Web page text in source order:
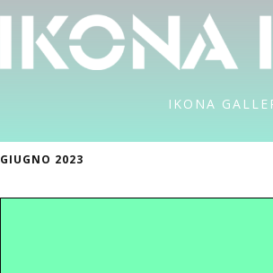
IKONA
GIUGNO 2023